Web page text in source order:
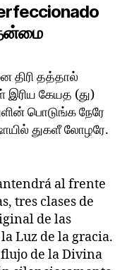
திரி தத்தால்‌
இரிய கேயத (து)
பொடுங்க நேரே
துகளீ லோழரே.
al frente
tres clases de
de las
Luz de la gracia.
de la Divina